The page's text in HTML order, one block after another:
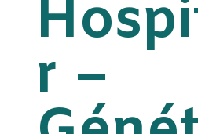
r –